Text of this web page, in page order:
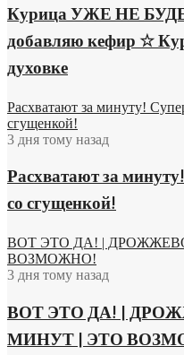
Курица УЖЕ НЕ
добавляю кефир ☆
духовке
Расхватают за минуту!
сгущенкой!
3 дня тому назад
Расхватают за
со сгущенкой!
ВОТ ЭТО ДА! |
ВОЗМОЖНО!
3 дня тому назад
ВОТ ЭТО ДА! |
МИНУТ | ЭТО